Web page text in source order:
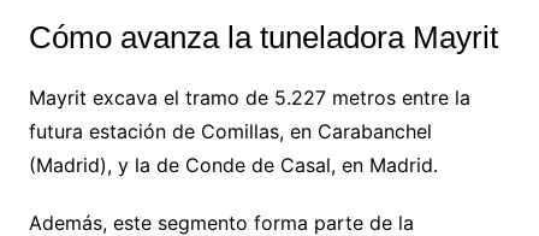
Cómo avanza la tuneladora Mayrit
Mayrit excava el tramo de 5.227 metros entre la
futura estación de Comillas, en Carabanchel
(Madrid), y la de Conde de Casal, en Madrid.
Además, este segmento forma parte de la